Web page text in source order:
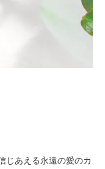
じあえる永遠の愛のカ